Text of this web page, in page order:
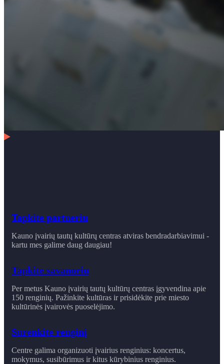
Tapkite partneriu
Kauno įvairių tautų kultūrų centras atviras bendradarbiavimui -
kartu mes galime daug daugiau!
Tapkite savanoriu
Per metus Kauno įvairių tautų kultūrų centras įgyvendina apie
150 renginių. Pažinkite kultūras ir prisidėkite prie miesto
kultūrinės įvairovės puoselėjimo.
Surenkite renginį
Centre galima organizuoti įvairius renginius: koncertus,
mokymus, susibūrimus ir ​kitus kūrybinius renginius.